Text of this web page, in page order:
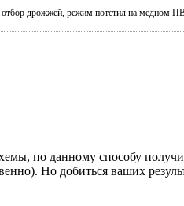
дрожжей, режим потстил на медном
по данному способу
Но добиться ваших